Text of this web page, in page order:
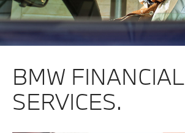
BMW FINANCIAL
SERVICES.